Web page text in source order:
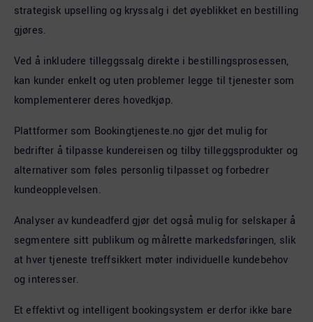
strategisk upselling og kryssalg i det øyeblikket en bestilling
gjøres.
Ved å inkludere tilleggssalg direkte i bestillingsprosessen,
kan kunder enkelt og uten problemer legge til tjenester som
komplementerer deres hovedkjøp.
Plattformer som Bookingtjeneste.no gjør det mulig for
bedrifter å tilpasse kundereisen og tilby tilleggsprodukter og
alternativer som føles personlig tilpasset og forbedrer
kundeopplevelsen.
Analyser av kundeadferd gjør det også mulig for selskaper å
segmentere sitt publikum og målrette markedsføringen, slik
at hver tjeneste treffsikkert møter individuelle kundebehov
og interesser.
Et effektivt og intelligent bookingsystem er derfor ikke bare